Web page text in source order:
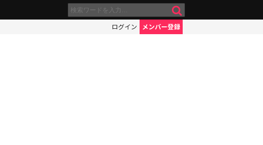
ログイン メンバー登録